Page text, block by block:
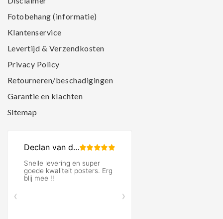
Fotobehang (informatie)
Klantenservice
Levertijd & Verzendkosten
Privacy Policy
Retourneren/beschadigingen
Garantie en klachten
Sitemap